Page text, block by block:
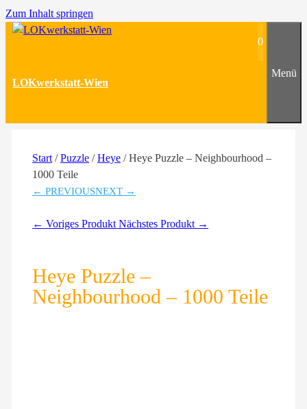
Zum Inhalt springen
LOKwerkstatt-Wien
0
Menü
Start /Puzzle /Heye / Heye Puzzle – Neighbourhood –
1000 Teile
← PREVIOUSNEXT →
← Voriges Produkt Nächstes Produkt →
Heye Puzzle –
Neighbourhood – 1000 Teile